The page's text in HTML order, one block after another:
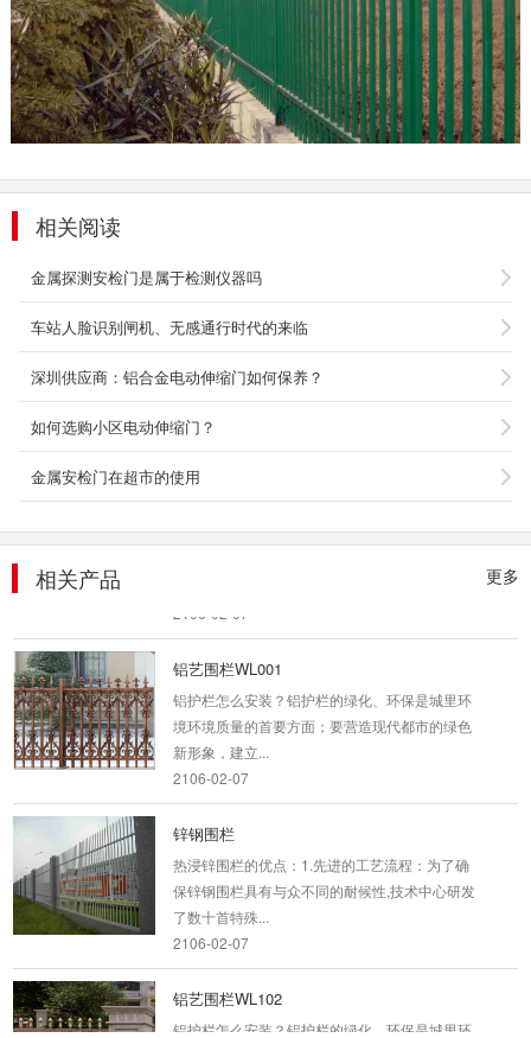
相关阅读
金属探测安检门是属于检测仪器吗
车站人脸识别闸机、无感通行时代的来临
深圳供应商：铝合金电动伸缩门如何保养？
如何选购小区电动伸缩门？
金属安检门在超市的使用
更多
相关产品
铸铝围栏分为：铸铝别墅围栏、铸铝庭院围栏、
铸铝阳台围栏、铸铝侧边围栏、铸铝围栏等。颜
色：红古铜、...
2106-02-07
楼梯护栏305
铸铝围栏分为：铸铝别墅围栏、铸铝庭院围栏、
铸铝围栏分为：铸铝别墅围栏、铸铝庭院围栏、
铸铝阳台围栏、铸铝侧边围栏、铸铝围栏等。颜
2106-02-07
铝艺围栏WL101
铝护栏怎么安装？铝护栏的绿化、环保是城里环
境环境质量的首要方面；要营造现代都市的绿色
铝艺围栏WL001
铝护栏怎么安装？铝护栏的绿化、环保是城里环
境环境质量的首要方面；要营造现代都市的绿色
新形象，建立...
2106-02-07
锌钢围栏
热浸锌围栏的优点：1.先进的工艺流程：为了确
保锌钢围栏具有与众不同的耐候性,技术中心研发
了数十首特殊...
2106-02-07
铝艺围栏WL102
铝护栏怎么安装？铝护栏的绿化、环保是城里环
境环境质量的首要方面；要营造现代都市的绿色